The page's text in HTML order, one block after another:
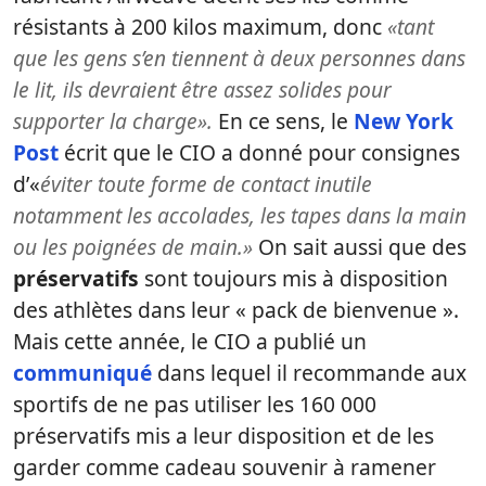
résistants à 200 kilos maximum, donc «tant
que les gens s’en tiennent à deux personnes dans
le lit, ils devraient être assez solides pour
supporter la charge». En ce sens, le New York
Post écrit que le CIO a donné pour consignes
d’«éviter toute forme de contact inutile
notamment les accolades, les tapes dans la main
ou les poignées de main.» On sait aussi que des
préservatifs sont toujours mis à disposition
des athlètes dans leur « pack de bienvenue ».
Mais cette année, le CIO a publié un
communiqué dans lequel il recommande aux
sportifs de ne pas utiliser les 160 000
préservatifs mis a leur disposition et de les
garder comme cadeau souvenir à ramener